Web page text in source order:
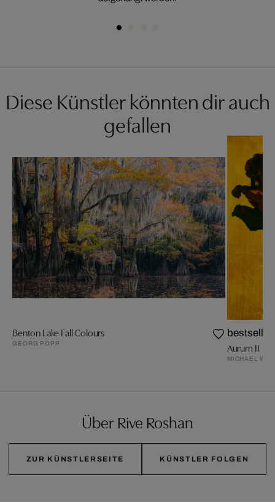
Diese Künstler könnten dir auch
gefallen
Benton Lake Fall Colours
GEORG POPP
bestseller
Aurum II
MICHAEL
Über Rive Roshan
ZUR KÜNSTLERSEITE KÜNSTLER FOLGEN